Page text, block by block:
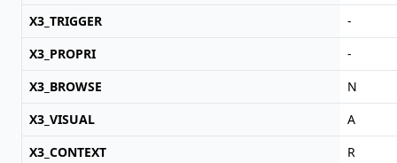
X3_TRIGGER
-
X3_PROPRI
-
X3_BROWSE
N
X3_VISUAL
A
X3_CONTEXT
R